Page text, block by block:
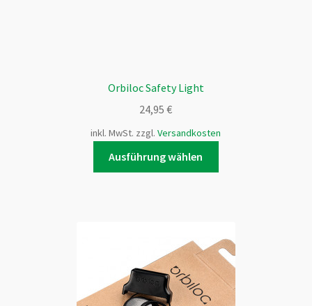
Orbiloc Safety Light
24,95€
inkl. MwSt. zzgl.Versandkosten
Ausführung wählen
auf.
Die
Optionen
können